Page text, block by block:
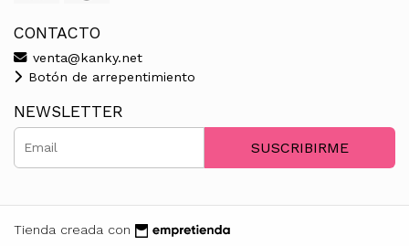
CONTACTO
venta@kanky.net
Botón de arrepentimiento
NEWSLETTER
SUSCRIBIRME
Tienda creada con